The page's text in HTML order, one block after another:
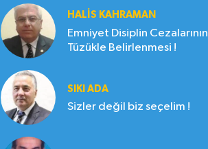
HALIS KAHRAMAN
Emniyet Disiplin Cezalarının
Tüzükle Belirlenmesi !
SIKI ADA
Sizler değil biz seçelim !